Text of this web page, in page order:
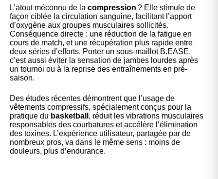
L’atout méconnu de la compression ? Elle stimule de
façon ciblée la circulation sanguine, facilitant l’apport
d’oxygène aux groupes musculaires sollicités.
Conséquence directe : une réduction de la fatigue en
cours de match, et une récupération plus rapide entre
deux séries d’efforts. Porter un sous-maillot B.EASE,
c’est aussi éviter la sensation de jambes lourdes après
un tournoi ou à la reprise des entraînements en pré-
saison.
Des études récentes démontrent que l’usage de
vêtements compressifs, spécialement conçus pour la
pratique du basketball , réduit les vibrations musculaires
responsables des courbatures et accélère l’élimination
des toxines. L’expérience utilisateur, partagée par de
nombreux pros, va dans le même sens : moins de
douleurs, plus d’endurance.